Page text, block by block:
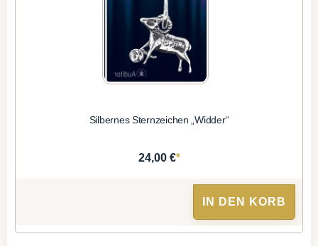
Silbernes Sternzeichen „Widder“
24,00 €*
IN DEN KORB